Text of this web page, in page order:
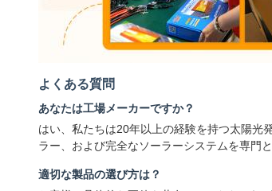
よくある質問
あなたは工場メーカーですか？
はい、私たちは20年以上の経験を持つ太陽光
ラー、および完全なソーラーシステムを専門と
適切な製品の選び方は？